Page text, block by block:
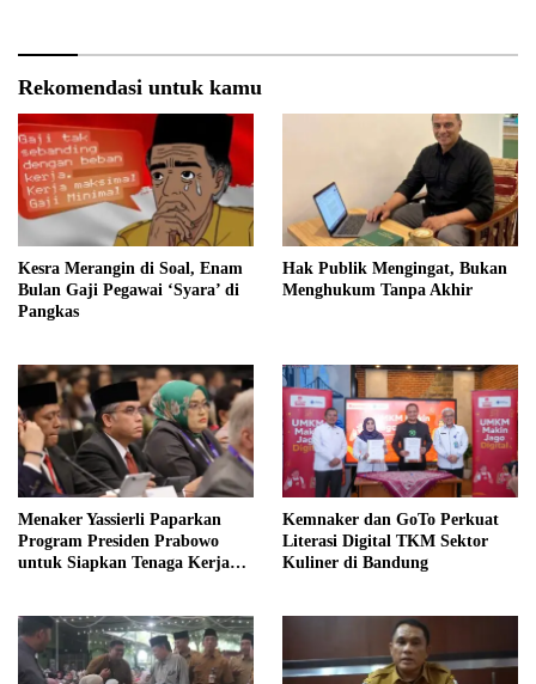
Rekomendasi untuk kamu
Kesra Merangin di Soal, Enam
Bulan Gaji Pegawai ‘Syara’ di
Pangkas
Hak Publik Mengingat, Bukan
Menghukum Tanpa Akhir
Menaker Yassierli Paparkan
Program Presiden Prabowo
untuk Siapkan Tenaga Kerja
Kemnaker dan GoTo Perkuat
Literasi Digital TKM Sektor
Kuliner di Bandung